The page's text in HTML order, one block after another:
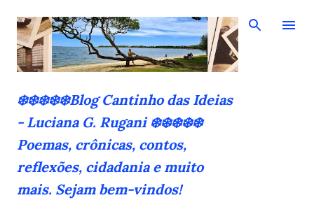
Pular para o conteúdo principal
❄️❄️❄️❄️❄️Blog Cantinho das Ideias
- Luciana G. Rugani ❄️❄️❄️❄️❄️
Poemas, crônicas, contos,
reflexões, cidadania e muito
mais. Sejam bem-vindos!